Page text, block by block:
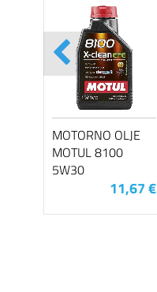
MOTORNO OLJE
MOTUL 8100
5W30
11,67 €